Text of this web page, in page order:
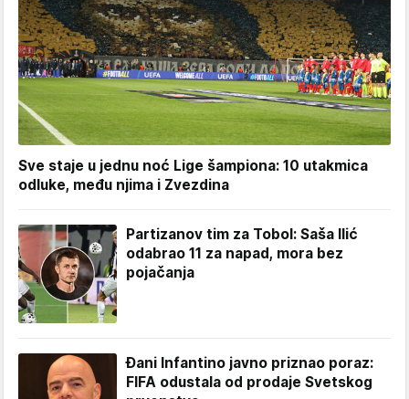
Sve staje u jednu noć Lige šampiona: 10 utakmica
odluke, među njima i Zvezdina
Partizanov tim za Tobol: Saša Ilić
odabrao 11 za napad, mora bez
pojačanja
Đani Infantino javno priznao poraz:
FIFA odustala od prodaje Svetskog